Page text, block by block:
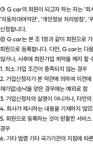
① G car의 회원이 되고자 하는 자는 '회
'자동차대여약관', '개인정보 처리방침', '
신청합니다.
② G car는 본 조 1항과 같이 회원으로
회원으로 등록합니다. 다만, G car는 다
않거나, 사후에 회원가입 계약을 해지 할
1. 최소 가입 조건이 충족되지 않는 경우
2. 가입신청자가 본 약관에 의하여 이전
재가입)승낙을 얻은 경우에는 예외로 함
3. 가입신청자의 실명이 아니거나, 타인
4. 회사가 제시하는 내용을 기재하지 않
5. 회원으로 등록하는 것이 원활한 서비
경우
6. 기타 법령 기타 국가기관의 지침에 따